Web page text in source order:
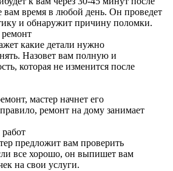
вам время в любой день. Он проведет
и обнаружит причину поломки.
какие детали нужно
Назовет вам полную и
которая не изменится после
мастер начнет его
ремонт на дому занимает
предложит вам проверить
все хорошо, он выпишет вам
на свои услуги.